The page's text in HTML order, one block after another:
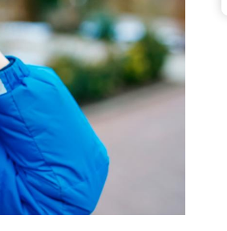
Insuffisance cardiaque :
comment mieux la
prévenir
Le décalage des horaires
d'été : quel impact sur le
sommeil ?